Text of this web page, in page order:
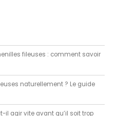
fileuses : comment savoir
naturellement ? Le guide
il agir vite avant qu’il soit trop